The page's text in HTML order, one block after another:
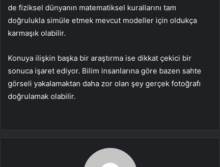
de fiziksel dünyanın matematiksel kurallarını tam
doğrulukla simüle etmek mevcut modeller için oldukça
karmaşık olabilir.
Konuya ilişkin başka bir araştırma ise dikkat çekici bir
sonuca işaret ediyor. Bilim insanlarına göre bazen sahte
görseli yakalamaktan daha zor olan şey gerçek fotoğrafı
doğrulamak olabilir.